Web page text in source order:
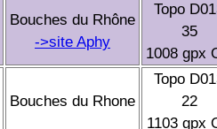
Bouches du Rhône
->site Aphy
Topo
35
1008 gpx
Bouches du Rhone
Topo
22
1103 gpx